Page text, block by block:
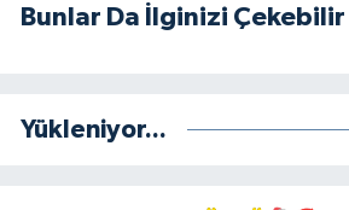
Bunlar Da İlginizi Çekebilir
Yükleniyor...